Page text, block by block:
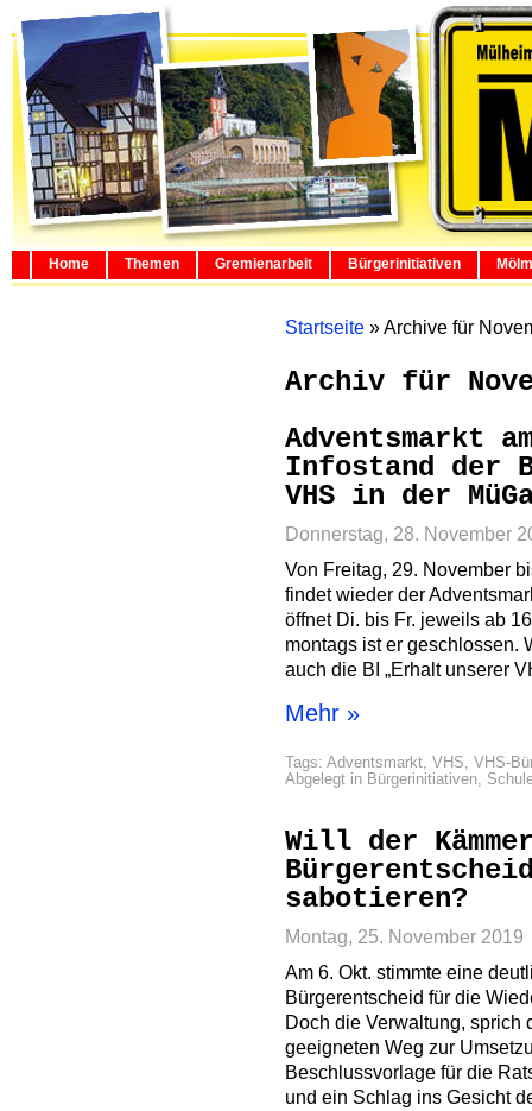
Home Themen Gremienarbeit Bürgerinitiativen
Startseite »Archive für
Archiv für
Adventsmarkt
Infostand der
VHS in der
Donnerstag, 28. November
Von Freitag, 29. November
findet wieder der
öffnet Di. bis Fr. jeweils ab
montags ist er geschlossen.
auch die BI „Erhalt unserer
Mehr »
Tags: Adventsmarkt, VHS, VHS-
Abgelegt in Bürgerinitiativen,
Will der
sabotieren?
Montag, 25. November 2019
Am 6. Okt. stimmte eine
Bürgerentscheid für die
Doch die Verwaltung, sprich
geeigneten Weg zur
Beschlussvorlage für die
und ein Schlag ins Gesicht